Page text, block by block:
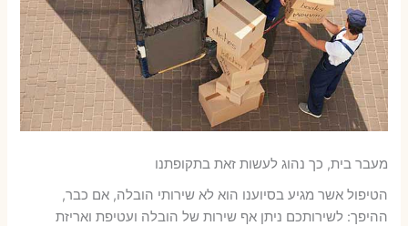
מעבר בית, כך נהוג לעשות זאת בתקופתנו
הטיפול אשר מגיע בסיוענו הוא לא שירותי הובלה, אם כבר,
ההיפך: לשירותכם ניתן אף שירות של הובלה ועטיפת ואריזת